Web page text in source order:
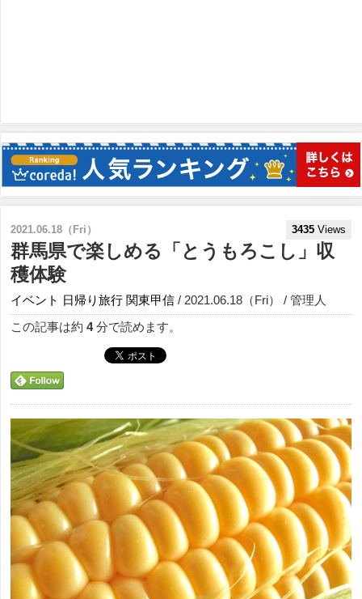
2021.06.18（Fri） 3435 Views
群馬県で楽しめる「とうもろこし」収
穫体験
イベント 日帰り旅行 関東甲信 / 2021.06.18（Fri） / 管理人
この記事は約 4分で読めます。